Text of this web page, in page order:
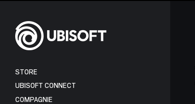
STORE
UBISOFT CONNECT
COMPAGNIE